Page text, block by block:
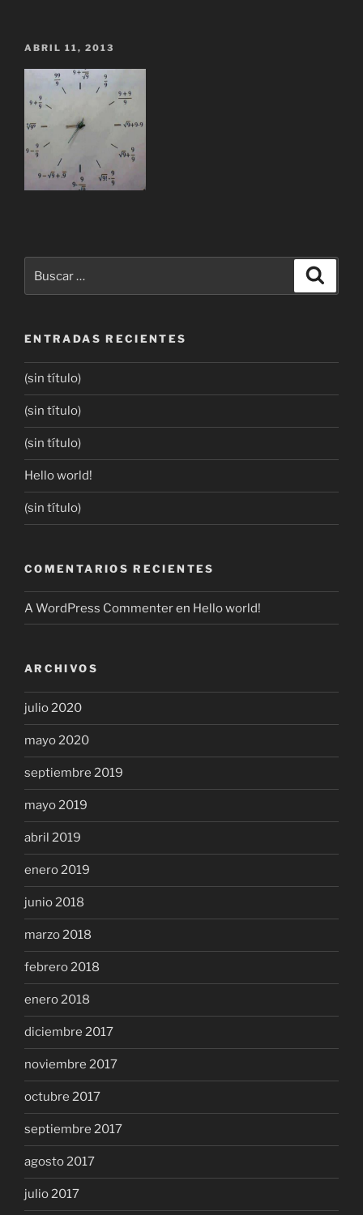
ABRIL 11, 2013
ENTRADAS RECIENTES
(sin título)
(sin título)
(sin título)
Hello world!
(sin título)
COMENTARIOS RECIENTES
A WordPress Commenteren Hello world!
ARCHIVOS
julio 2020
mayo 2020
septiembre 2019
mayo 2019
abril 2019
enero 2019
junio 2018
marzo 2018
febrero 2018
enero 2018
diciembre 2017
noviembre 2017
octubre 2017
septiembre 2017
agosto 2017
julio 2017